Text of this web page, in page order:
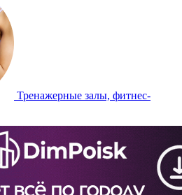
Тренажерные залы, фитнес-